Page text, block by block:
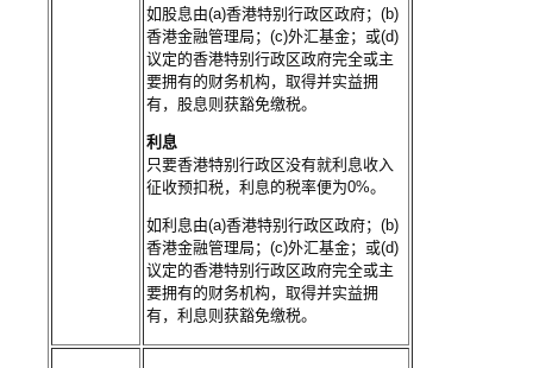
如股息由(a)香港特别行政区政府；(b)
香港金融管理局；(c)外汇基金；或(d)
议定的香港特别行政区政府完全或主
要拥有的财务机构，取得并实益拥
有，股息则获豁免缴税。
利息
只要香港特别行政区没有就利息收入
征收预扣税，利息的税率便为0%。
如利息由(a)香港特别行政区政府；(b)
香港金融管理局；(c)外汇基金；或(d)
议定的香港特别行政区政府完全或主
要拥有的财务机构，取得并实益拥
有，利息则获豁免缴税。